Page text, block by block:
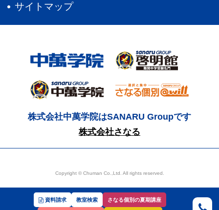
資料請求 教室検索 さなる個別の夏期講座
サイトマップ
株式会社中萬学院はSANARU Groupです
株式会社さなる
Copyright © Chuman Co.,Ltd. All rights reserved.